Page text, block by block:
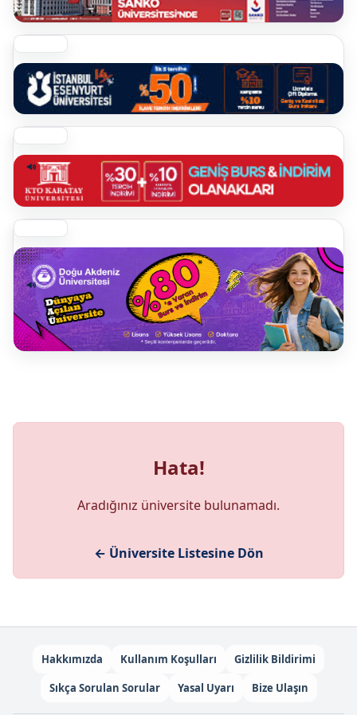
Hata!
Aradığınız üniversite bulunamadı.
← Üniversite Listesine Dön
Hakkımızda Kullanım Koşulları
Gizlilik Bildirimi
Sıkça Sorulan Sorular
Yasal Uyarı Bize Ulaşın